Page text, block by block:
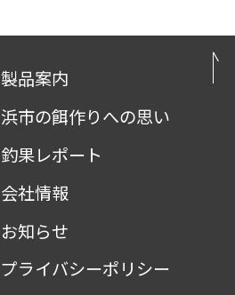
製品案内
浜市の餌作りへの思い
釣果レポート
会社情報
お知らせ
プライバシーポリシー